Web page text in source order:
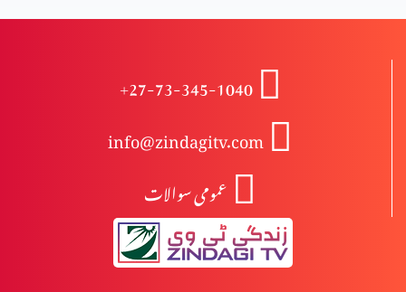
خدا کا منصوبہ
کمزوری میں خدا پر بھروسہ
یسوع کے خون میں طاقت
+27-73-345-1040
info@zindagitv.com
عمومی سوالات